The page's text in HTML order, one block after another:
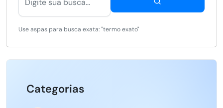
Use aspas para busca exata: "termo exato"
Categorias